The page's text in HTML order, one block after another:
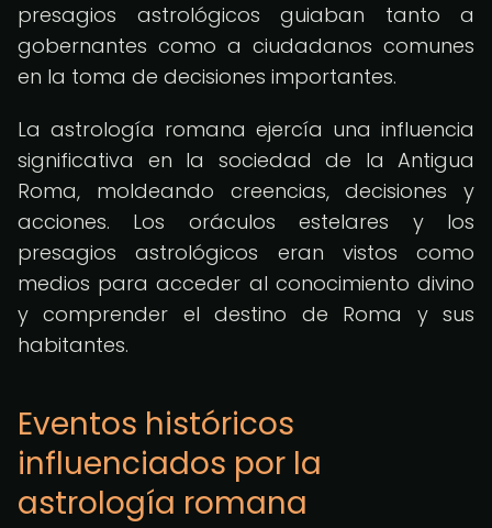
presagios astrológicos guiaban tanto a
gobernantes como a ciudadanos comunes
en la toma de decisiones importantes.
La astrología romana ejercía una influencia
significativa en la sociedad de la Antigua
Roma, moldeando creencias, decisiones y
acciones. Los oráculos estelares y los
presagios astrológicos eran vistos como
medios para acceder al conocimiento divino
y comprender el destino de Roma y sus
habitantes.
Eventos históricos
influenciados por la
astrología romana